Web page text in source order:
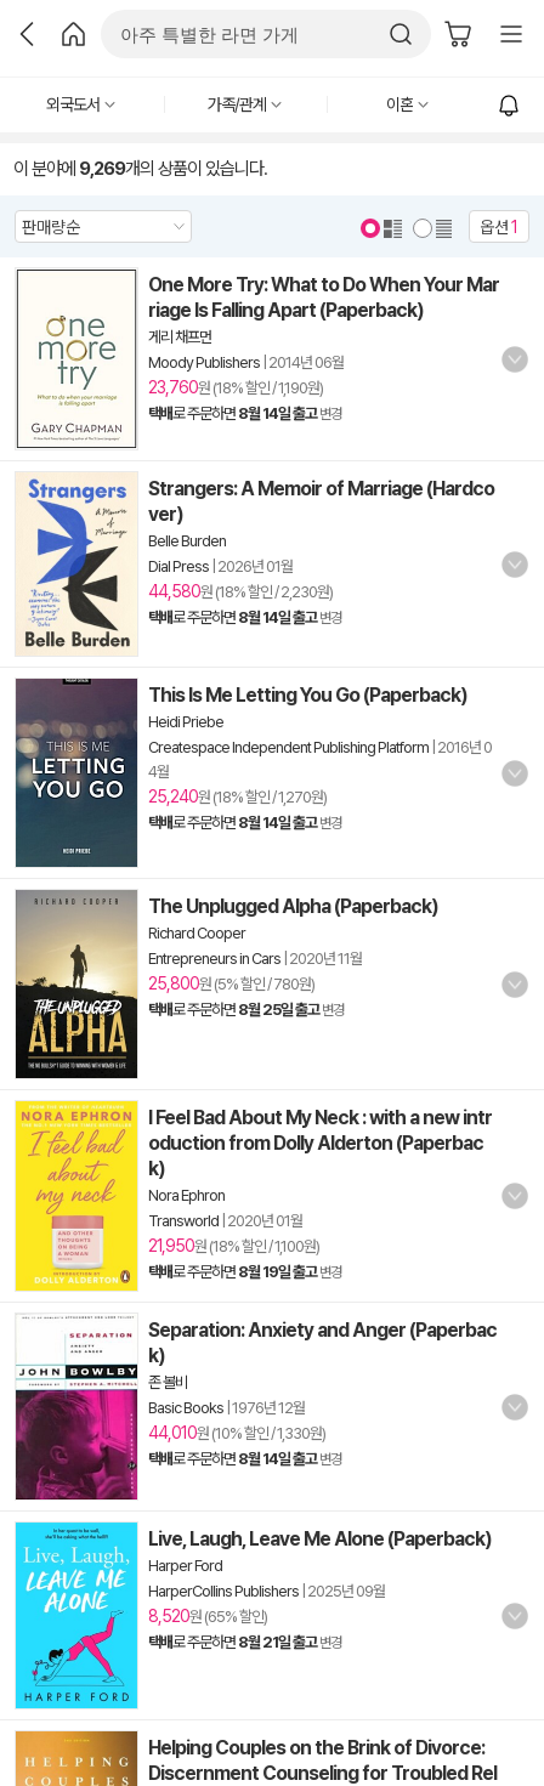
외국도서 가족/관계 이혼
이 분야에 9,269개의 상품이 있습니다.
옵션1
One More Try: What to Do When Your Mar
riage Is Falling Apart (Paperback)
게리 채프먼
Moody Publishers 2014년 06월
23,760원 (18% 할인 / 1,190원)
택배로 주문하면 8월 14일 출고 변경
Strangers: A Memoir of Marriage (Hardco
ver)
Belle Burden
Dial Press 2026년 01월
44,580원 (18% 할인 / 2,230원)
택배로 주문하면 8월 14일 출고 변경
This Is Me Letting You Go (Paperback)
Heidi Priebe
Createspace Independent Publishing Platform 2016년 0
4월
25,240원 (18% 할인 / 1,270원)
택배로 주문하면 8월 14일 출고 변경
The Unplugged Alpha (Paperback)
Richard Cooper
Entrepreneurs in Cars 2020년 11월
25,800원 (5% 할인 / 780원)
택배로 주문하면 8월 25일 출고 변경
I Feel Bad About My Neck : with a new intr
oduction from Dolly Alderton (Paperbac
k)
Nora Ephron
Transworld 2020년 01월
21,950원 (18% 할인 / 1,100원)
택배로 주문하면 8월 19일 출고 변경
Separation: Anxiety and Anger (Paperbac
k)
존 볼비
Basic Books 1976년 12월
44,010원 (10% 할인 / 1,330원)
택배로 주문하면 8월 14일 출고 변경
Live, Laugh, Leave Me Alone (Paperback)
Harper Ford
HarperCollins Publishers 2025년 09월
8,520원 (65% 할인)
택배로 주문하면 8월 21일 출고 변경
Helping Couples on the Brink of Divorce:
Discernment Counseling for Troubled Rel